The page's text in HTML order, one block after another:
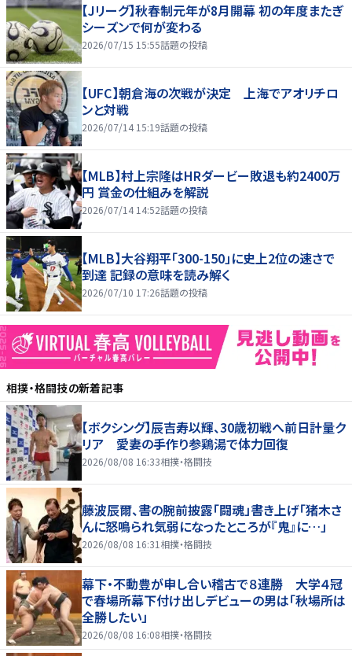
【Jリーグ】秋春制元年が8月開幕 初の年度またぎ
シーズンで何が変わる
2026/07/15 15:55話題の投稿
【UFC】朝倉海の次戦が決定 上海でアオリチロ
ンと対戦
2026/07/14 15:19話題の投稿
【MLB】村上宗隆はHRダービー敗退も約2400万
円 賞金の仕組みを解説
2026/07/14 14:52話題の投稿
【MLB】大谷翔平「300-150」に史上2位の速さで
到達 記録の意味を読み解く
2026/07/10 17:26話題の投稿
相撲・格闘技の新着記事
【ボクシング】辰吉寿以輝、30歳初戦へ前日計量ク
リア 愛妻の手作り参鶏湯で体力回復
2026/08/08 16:33相撲・格闘技
藤波辰爾、書の腕前披露「闘魂」書き上げ「猪木さ
んに怒鳴られ気弱になったところが『鬼』に…」
2026/08/08 16:31 相撲・格闘技
幕下・不動豊が申し合い稽古で８連勝 大学４冠
で春場所幕下付け出しデビューの男は「秋場所は
全勝したい」
2026/08/08 16:08相撲・格闘技